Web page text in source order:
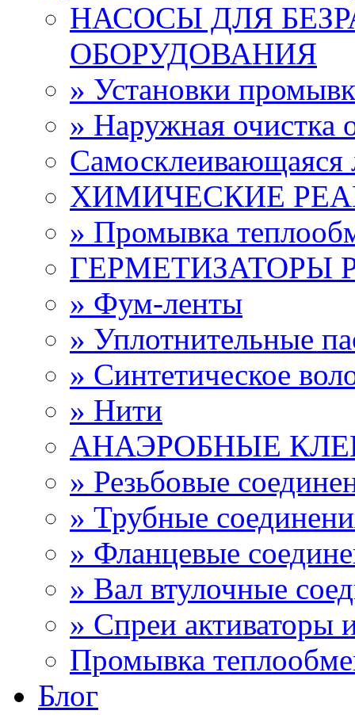
НАСОСЫ ДЛЯ
ОБОРУДОВАНИЯ
» Установки
» Наружная очистка
Самосклеивающаяся
ХИМИЧЕСКИЕ
» Промывка
ГЕРМЕТИЗАТОРЫ
» Фум-ленты
» Уплотнительные
» Синтетическое
» Нити
АНАЭРОБНЫЕ
» Резьбовые
» Трубные
» Фланцевые
» Вал втулочные
» Спреи активаторы
Промывка
Блог